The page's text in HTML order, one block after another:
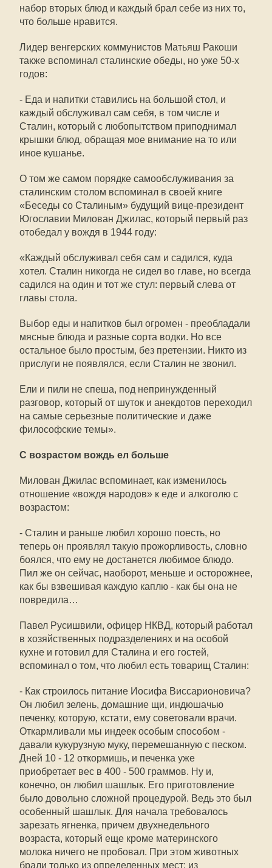
набор вторых блюд и каждый брал себе из них то,
что больше нравится.
Лидер венгерских коммунистов Матьяш Ракоши
также вспоминал сталинские обеды, но уже 50-х
годов:
- Еда и напитки ставились на большой стол, и
каждый обслуживал сам себя, в том числе и
Сталин, который с любопытством приподнимал
крышки блюд, обращая мое внимание на то или
иное кушанье.
О том же самом порядке самообслуживания за
сталинским столом вспоминал в своей книге
«Беседы со Сталиным» будущий вице-президент
Югославии Милован Джилас, который первый раз
отобедал у вождя в 1944 году:
«Каждый обслуживал себя сам и садился, куда
хотел. Сталин никогда не сидел во главе, но всегда
садился на один и тот же стул: первый слева от
главы стола.
Выбор еды и напитков был огромен - преобладали
мясные блюда и разные сорта водки. Но все
остальное было простым, без претензии. Никто из
прислуги не появлялся, если Сталин не звонил.
Ели и пили не спеша, под непринужденный
разговор, который от шуток и анекдотов переходил
на самые серьезные политические и даже
философские темы».
С возрастом вождь ел больше
Милован Джилас вспоминает, как изменилось
отношение «вождя народов» к еде и алкоголю с
возрастом:
- Сталин и раньше любил хорошо поесть, но
теперь он проявлял такую прожорливость, словно
боялся, что ему не достанется любимое блюдо.
Пил же он сейчас, наоборот, меньше и осторожнее,
как бы взвешивая каждую каплю - как бы она не
повредила…
Павел Русишвили, офицер НКВД, который работал
в хозяйственных подразделениях и на особой
кухне и готовил для Сталина и его гостей,
вспоминал о том, что любил есть товарищ Сталин:
- Как строилось питание ­Иосифа Виссарионовича?
Он любил зелень, домашние щи, индюшачью
печенку, которую, кстати, ему советовали врачи.
Откармливали мы индеек особым способом -
давали кукурузную муку, перемешанную с песком.
Дней 10 - 12 откормишь, и печенка уже
приобретает вес в 400 - 500 граммов. Ну и,
конечно, он любил шашлык. Его приготовление
было довольно сложной процедурой. Ведь это был
особенный шашлык. Для начала требовалось
зарезать ягненка, причем двухнедельного
возраста, который еще кроме материнского
молока ничего не пробовал. При этом животных
брали только из определенных мест: из